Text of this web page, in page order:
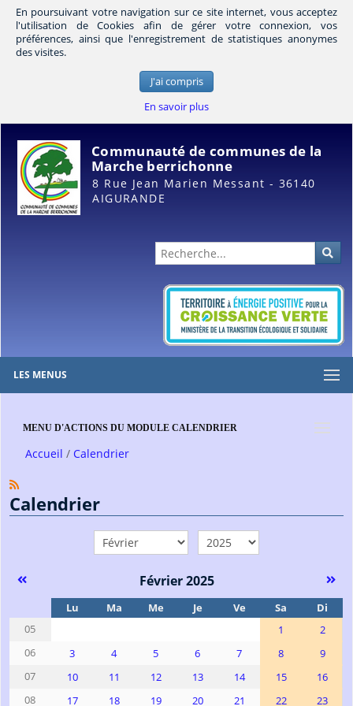
En poursuivant votre navigation sur ce site internet, vous acceptez
l'utilisation de Cookies afin de gérer votre connexion, vos
préférences, ainsi que l'enregistrement de statistiques anonymes
des visites.
J'ai compris
En savoir plus
Communauté de communes de la
Marche berrichonne
8 Rue Jean Marien Messant - 36140
AIGURANDE
LES MENUS
MENU D'ACTIONS DU MODULE CALENDRIER
Accueil Calendrier
Calendrier
mois année
Février 2025
Lu Ma Me Je Ve Sa
Di
05
1
2
06
3 4 5 6 7 8
9
07
10 11 12 13 14 15
16
08
17 18 19 20 21 22 23